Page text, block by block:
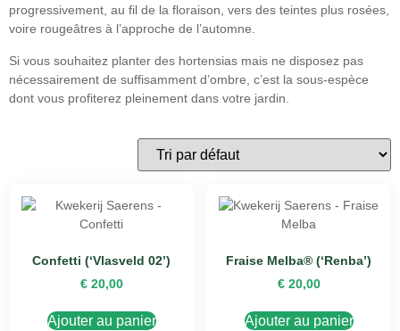
progressivement, au fil de la floraison, vers des teintes plus rosées,
voire rougeâtres à l’approche de l’automne.
Si vous souhaitez planter des hortensias mais ne disposez pas
nécessairement de suffisamment d’ombre, c’est la sous-espèce
dont vous profiterez pleinement dans votre jardin.
Confetti (‘Vlasveld 02’)
€20,00
Ajouter au panier
Fraise Melba® (‘Renba’)
€20,00
Ajouter au panier